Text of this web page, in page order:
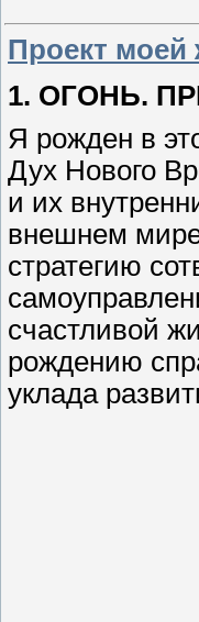
Проект
1. ОГОНЬ.
Я рожден в
Дух Нового
и их
внешнем
стратегию
счастливой
рождению
уклада